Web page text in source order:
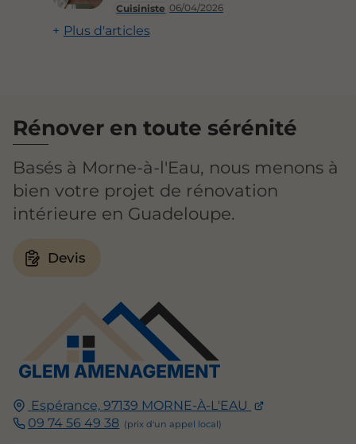
Cuisiniste 06/04/2026
Plus d'articles
Espérance, 97139 MORNE-À-L'EAU
09 74 56 49 38
Rénover en toute sérénité
Basés à Morne-à-l'Eau, nous menons à
bien votre projet de rénovation
intérieure en Guadeloupe.
Devis